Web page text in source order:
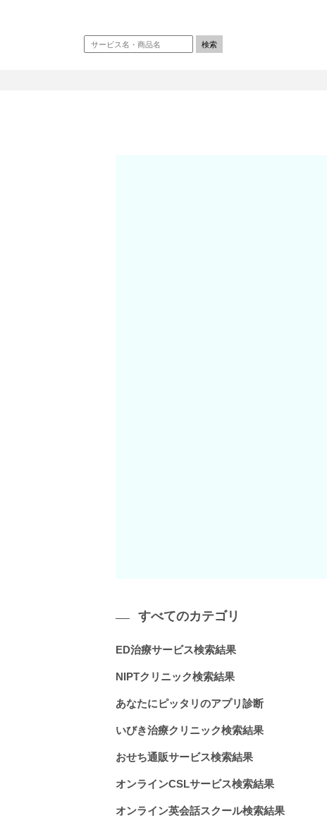
すべてのカテゴリ
ED治療サービス検索結果
NIPTクリニック検索結果
あなたにピッタリのアプリ診断
いびき治療クリニック検索結果
おせち通販サービス検索結果
オンラインCSLサービス検索結果
オンライン英会話スクール検索結果